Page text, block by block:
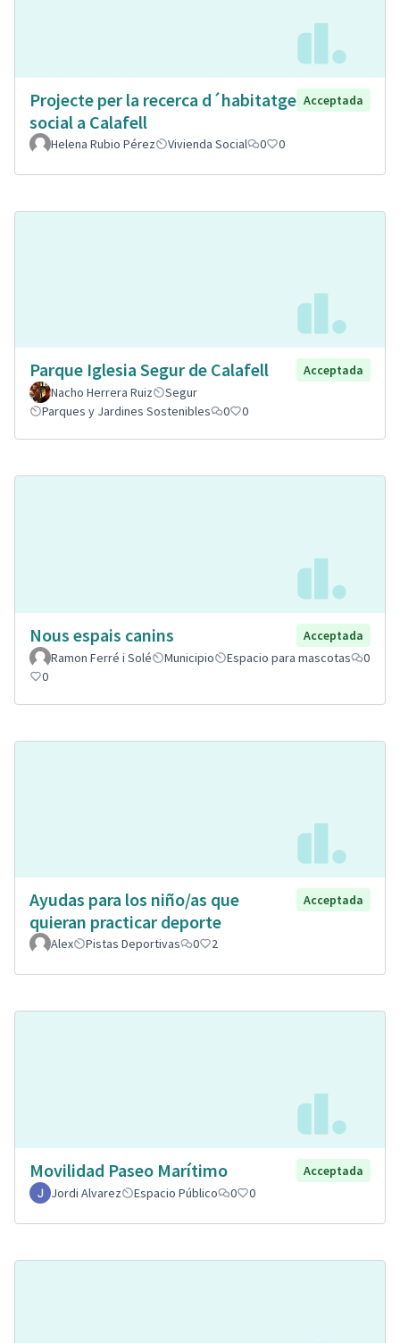
Projecte per la recerca d´habitatge
social a Calafell
Acceptada
Helena Rubio Pérez Vivienda Social 0 0
Parque Iglesia Segur de Calafell
Acceptada
Nacho Herrera Ruiz
Segur
Parques y Jardines Sostenibles
0 0
Nous espais canins
Acceptada
Ramon Ferré i Solé
Municipio Espacio para mascotas
0
0
Ayudas para los niño/as que
quieran practicar deporte
Acceptada
Alex Pistas Deportivas 0 2
Movilidad Paseo Marítimo
Acceptada
Jordi Alvarez
Espacio Público 0 0